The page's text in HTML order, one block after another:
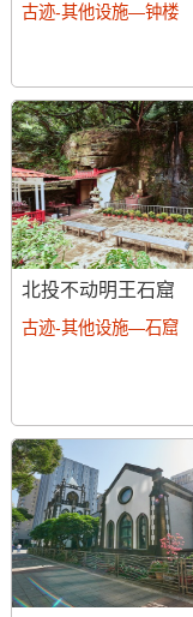
古迹-其他设施—钟楼
北投不动明王石窟
古迹-其他设施—石窟